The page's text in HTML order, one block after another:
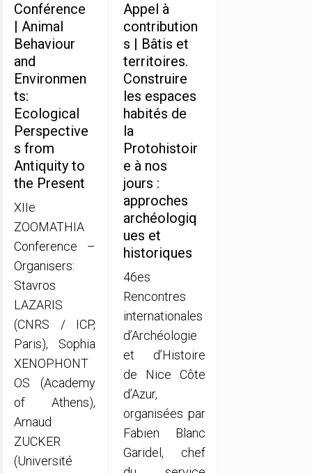
Conférence
| Animal
Behaviour
and
Environmen
ts:
Ecological
Perspective
s from
Antiquity to
the Present
XIIe
ZOOMATHIA
Conference –
Organisers:
Stavros
LAZARIS
(CNRS / ICP,
Paris), Sophia
XENOPHONT
OS (Academy
of Athens),
Arnaud
ZUCKER
(Université
Appel à
contribution
s | Bâtis et
territoires.
Construire
les espaces
habités de
la
Protohistoir
e à nos
jours :
approches
archéologiq
ues et
historiques
46es
Rencontres
internationales
d’Archéologie
et d’Histoire
de Nice Côte
d’Azur,
organisées par
Fabien Blanc
Garidel, chef